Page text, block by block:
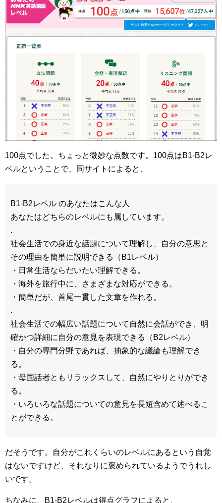
100点でした。ちょっと微妙な点数です。100点はB1-B2レ
ベルということで、同サイトによると、
B1-B2レベル のあなたはこんな人
あなたはどちらのレベルにも属しています。
.
社会生活での身近な話題について理解し、自分の意思と
その理由を簡単に説明できる（B1レベル）
・日常生活ならだいたい理解できる。
・海外を旅行中に、さまざまな対応ができる。
・簡単だが、首尾一貫した文章を作れる。
.
社会生活での幅広い話題について自然に会話ができ、明
確かつ詳細に自分の意見を表現できる（B2レベル）
・自分の専門分野であれば、抽象的な議論も理解でき
る。
・母国話者ともリラックスして、自然にやりとりができ
る。
・いろいろな話題についての意見を長短含めて述べるこ
とができる。
だそうです。自分がこれくらいのレベルにあるという自覚
はないですけど、それなりに褒められているようでうれし
いです。
ちなみに、B1-B2レベルは得点グラフによると、